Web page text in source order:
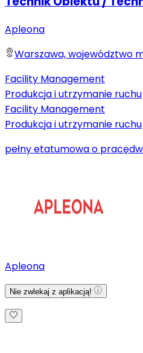
Apleona
Warszawa, województwo
Facility Management
Produkcja i utrzymanie ruchu
Facility Management
Produkcja i utrzymanie ruchu
pełny etatumowa o pracę
Apleona
Nie zwlekaj z aplikacją!